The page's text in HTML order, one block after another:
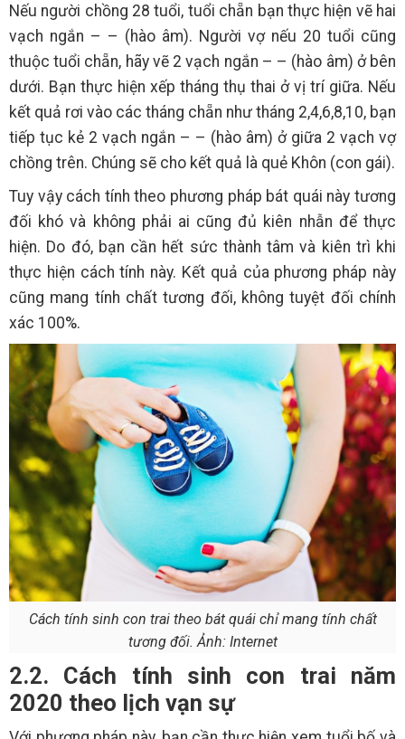
Nếu người chồng 28 tuổi, tuổi chẵn bạn thực hiện vẽ hai
vạch ngắn – – (hào âm). Người vợ nếu 20 tuổi cũng
thuộc tuổi chẵn, hãy vẽ 2 vạch ngắn – – (hào âm) ở bên
dưới. Bạn thực hiện xếp tháng thụ thai ở vị trí giữa. Nếu
kết quả rơi vào các tháng chẵn như tháng 2,4,6,8,10, bạn
tiếp tục kẻ 2 vạch ngắn – – (hào âm) ở giữa 2 vạch vợ
chồng trên. Chúng sẽ cho kết quả là quẻ Khôn (con gái).
Tuy vậy cách tính theo phương pháp bát quái này tương
đối khó và không phải ai cũng đủ kiên nhẫn để thực
hiện. Do đó, bạn cần hết sức thành tâm và kiên trì khi
thực hiện cách tính này. Kết quả của phương pháp này
cũng mang tính chất tương đối, không tuyệt đối chính
xác 100%.
Cách tính sinh con trai theo bát quái chỉ mang tính chất
tương đối. Ảnh: Internet
2.2. Cách tính sinh con trai năm
2020 theo lịch vạn sự